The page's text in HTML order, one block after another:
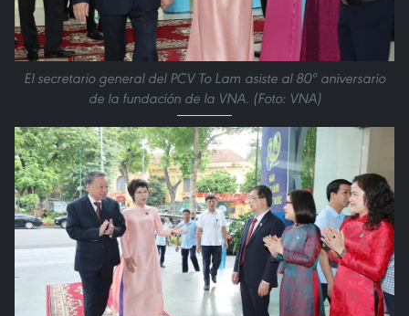
El secretario general del PCV To Lam asiste al 80º aniversario
de la fundación de la VNA. (Foto: VNA)